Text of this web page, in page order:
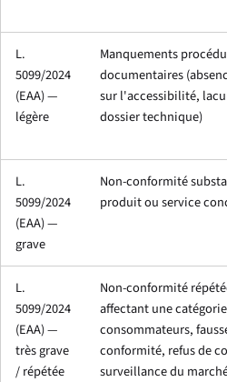
L.
5099/2024
(EAA) —
légère
Manquements
documentaires
sur l'accessibilité,
dossier technique)
L.
5099/2024
(EAA) —
grave
Non-conformité
produit ou service
L.
5099/2024
(EAA) —
très grave
/ répétée
Non-conformité
affectant une
consommateurs,
conformité, refus de
surveillance du